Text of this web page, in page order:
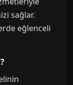
sağlar.
eğlenceli